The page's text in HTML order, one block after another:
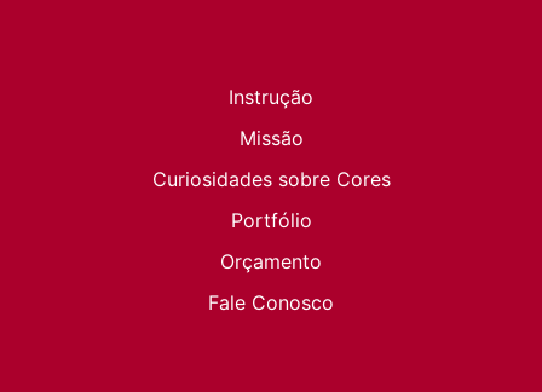
Instrução
Missão
Curiosidades sobre Cores
Portfólio
Orçamento
Fale Conosco